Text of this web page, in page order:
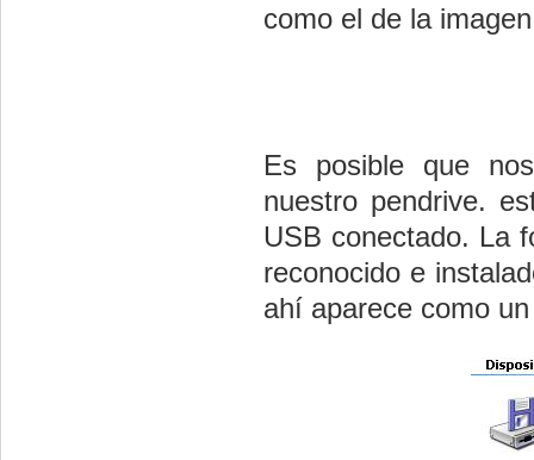
como el de la
Es posible que
nuestro pendrive.
USB conectado. La
reconocido e
ahí aparece como